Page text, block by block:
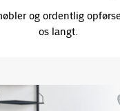
og ordentlig
os langt.